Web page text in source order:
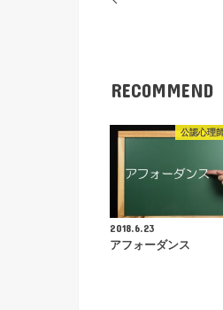
RECOMMEND
公認心理
2018.6.23
アフォーダンス